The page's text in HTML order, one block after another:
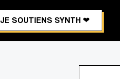
JE SOUTIENS SYNTH ❤︎